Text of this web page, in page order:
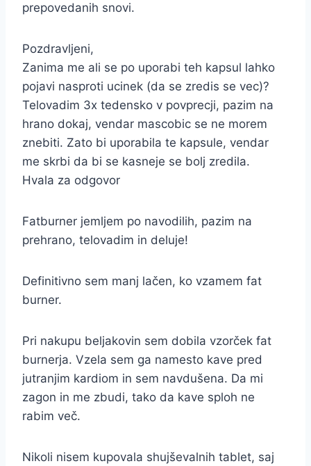
prepovedanih snovi.
Pozdravljeni,
Zanima me ali se po uporabi teh kapsul lahko
pojavi nasproti ucinek (da se zredis se vec)?
Telovadim 3x tedensko v povprecji, pazim na
hrano dokaj, vendar mascobic se ne morem
znebiti. Zato bi uporabila te kapsule, vendar
me skrbi da bi se kasneje se bolj zredila.
Hvala za odgovor
Fatburner jemljem po navodilih, pazim na
prehrano, telovadim in deluje!
Definitivno sem manj lačen, ko vzamem fat
burner.
Pri nakupu beljakovin sem dobila vzorček fat
burnerja. Vzela sem ga namesto kave pred
jutranjim kardiom in sem navdušena. Da mi
zagon in me zbudi, tako da kave sploh ne
rabim več.
Nikoli nisem kupovala shujševalnih tablet, saj